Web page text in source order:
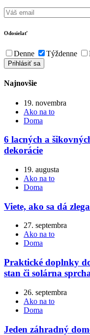
Odosielať
Denne Týždenne
Najnovšie
19. novembra
Ako na to
Doma
6 lacných a
dekorácie
19. augusta
Ako na to
Doma
Viete, ako sa dá
27. septembra
Ako na to
Doma
Praktické doplnky
stan či solárna
26. septembra
Ako na to
Doma
Jeden záhradný